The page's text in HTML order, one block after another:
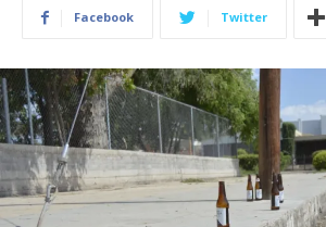
Facebook Twitter